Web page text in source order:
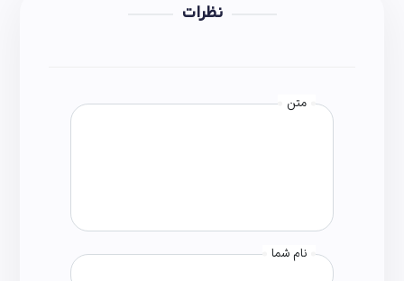
نظرات
متن
نام شما